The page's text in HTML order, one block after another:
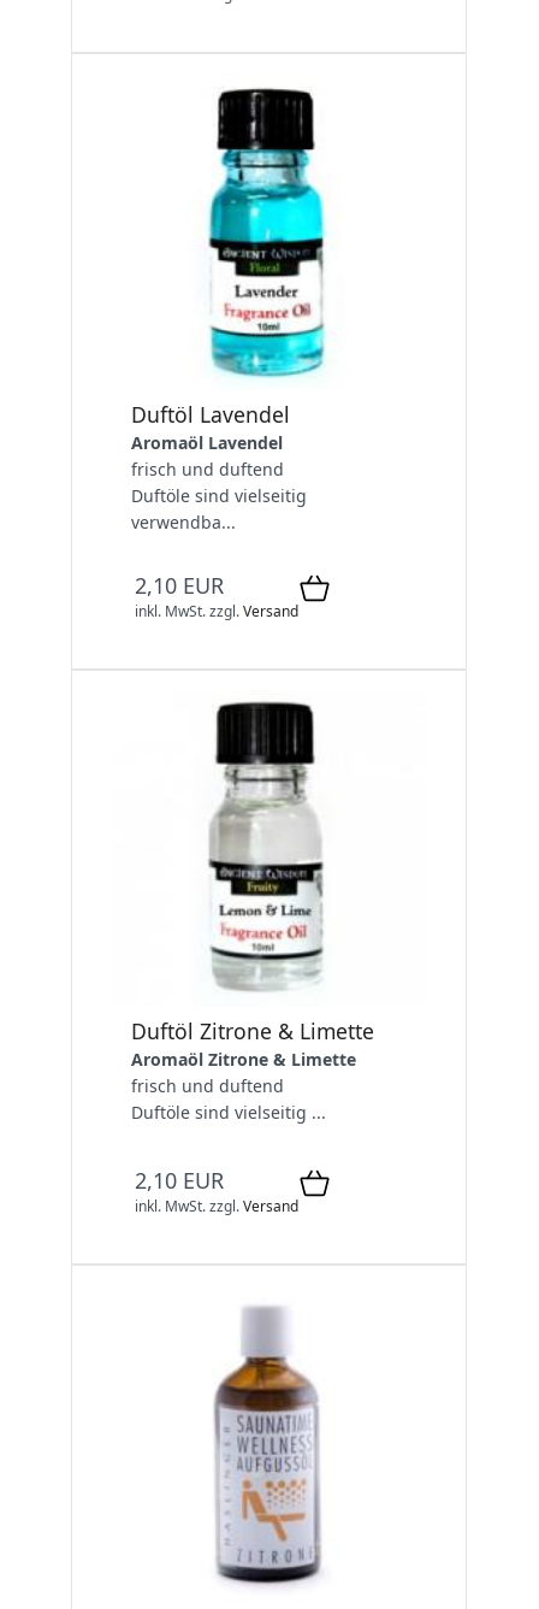
Duftöl Lavendel
Aromaöl Lavendel
frisch und duftend
Duftöle sind vielseitig
verwendba...
2,10 EUR
inkl. MwSt.zzgl.Versand
Duftöl Zitrone & Limette
Aromaöl Zitrone & Limette
frisch und duftend
Duftöle sind vielseitig ...
2,10 EUR
inkl. MwSt.zzgl.Versand